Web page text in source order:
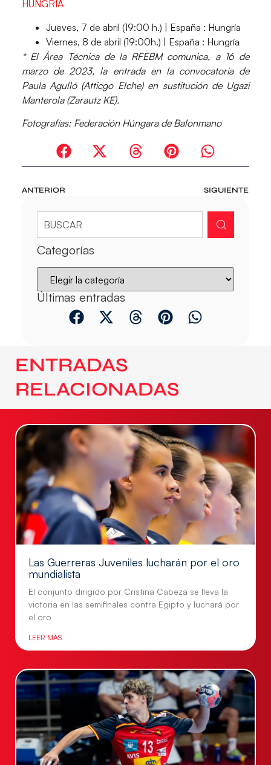
HUNGRÍA
Jueves, 7 de abril (19:00 h.) | España : Hungría
Viernes, 8 de abril (19:00h.) | España : Hungría
* El Área Técnica de la RFEBM comunica, a 16 de
marzo de 2023, la entrada en la convocatoria de
Paula Agulló (Atticgo Elche) en sustitución de Ugazi
Manterola (Zarautz KE).
Fotografías: Federación Húngara de Balonmano
ANTERIOR SIGUIENTE
Categorías
Últimas entradas
ENTRADAS
RELACIONADAS
Las Guerreras Juveniles lucharán por el oro
mundialista
El conjunto dirigido por Cristina Cabeza se lleva la
victoria en las semifinales contra Egipto y luchará por
el oro
LEER MÁS